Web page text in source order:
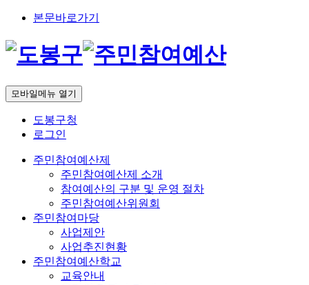
본문바로가기
모바일메뉴 열기
도봉구청
로그인
주민참여예산제
주민참여예산제 소개
참여예산의 구분 및 운영 절차
주민참여예산위원회
주민참여마당
사업제안
사업추진현황
주민참여예산학교
교육안내